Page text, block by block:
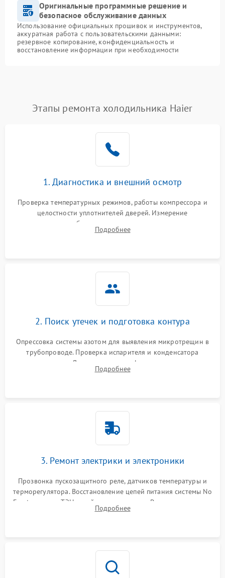
Оригинальные программные решение и
безопасное обслуживание данных
Использование официальных прошивок и инструментов,
аккуратная работа с пользовательскими данными:
резервное копирование, конфиденциальность и
восстановление информации при необходимости
Этапы ремонта холодильника Haier
1. Диагностика и внешний осмотр
Проверка температурных режимов, работы компрессора и
целостности уплотнителей дверей. Измерение
сопротивления обмоток мотора, проверка термостата и
считывание кодов ошибок с электронного дисплея.
Подробнее
2. Поиск утечек и подготовка контура
Опрессовка системы азотом для выявления микротрещин в
трубопроводе. Проверка испарителя и конденсатора
течеискателем. Демонтаж старого фильтра-осушителя и
продувка капиллярной трубки для устранения засоров.
Подробнее
3. Ремонт электрики и электроники
Прозвонка пускозащитного реле, датчиков температуры и
терморегулятора. Восстановление цепей питания системы No
Frost, включая ТЭН оттайки и вентилятор. Ремонт или замена
платы управления при сбоях алгоритмов.
Подробнее